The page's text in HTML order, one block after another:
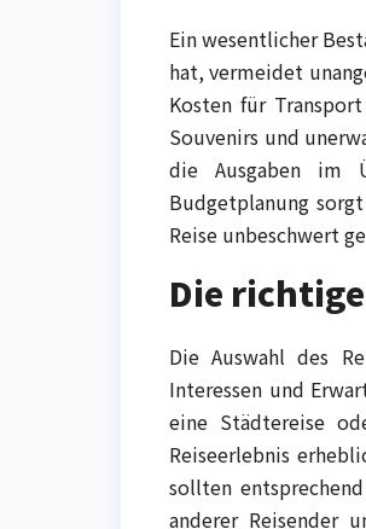
Ein wesentlicher
hat, vermeidet
Kosten für
Souvenirs und
die Ausgaben im
Budgetplanung
Reise unbeschwert
Die
Die Auswahl des
Interessen und
eine Städtereise
Reiseerlebnis
sollten
anderer Reisender